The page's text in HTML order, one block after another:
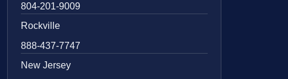
804-201-9009
Rockville
888-437-7747
New Jersey